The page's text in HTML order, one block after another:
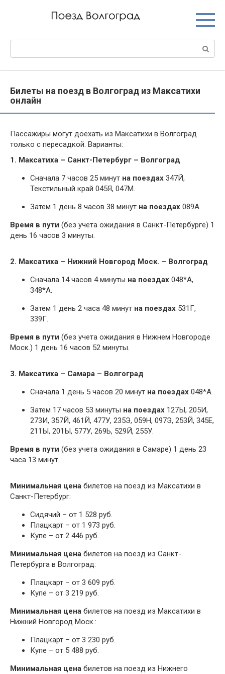
Билеты на поезд в Волгоград из Максатихи
онлайн
Пассажиры могут доехать из Максатихи в Волгоград
только с пересадкой. Варианты:
1. Максатиха – Санкт-Петербург – Волгоград
Сначала 7 часов 25 минут на поездах 347Й,
Текстильный край 045Я, 047М.
Затем 1 день 8 часов 38 минут на поездах 089А.
Время в пути (без учета ожидания в Санкт-Петербурге) 1
день 16 часов 3 минуты.
2. Максатиха – Нижний Новгород Моск. – Волгоград
Сначала 14 часов 4 минуты на поездах 048*А,
348*А.
Затем 1 день 2 часа 48 минут на поездах 531Г,
339Г.
Время в пути (без учета ожидания в Нижнем Новгороде
Моск.) 1 день 16 часов 52 минуты.
3. Максатиха – Самара – Волгоград
Сначала 1 день 5 часов 20 минут на поездах 048*А.
Затем 17 часов 53 минуты на поездах 127Ы, 205И,
273И, 357Й, 461Й, 477У, 235Э, 059Н, 097Э, 253Й, 345Е,
211Ы, 201Ы, 577У, 269Ь, 529Й, 255У.
Время в пути (без учета ожидания в Самаре) 1 день 23
часа 13 минут.
Минимальная цена билетов на поезд из Максатихи в
Санкт-Петербург:
Сидячий – от 1 528 руб.
Плацкарт – от 1 973 руб.
Купе – от 2 446 руб.
Минимальная цена билетов на поезд из Санкт-
Петербурга в Волгоград:
Плацкарт – от 3 609 руб.
Купе – от 3 219 руб.
Минимальная цена билетов на поезд из Максатихи в
Нижний Новгород Моск.:
Плацкарт – от 3 230 руб.
Купе – от 5 488 руб.
Минимальная цена билетов на поезд из Нижнего